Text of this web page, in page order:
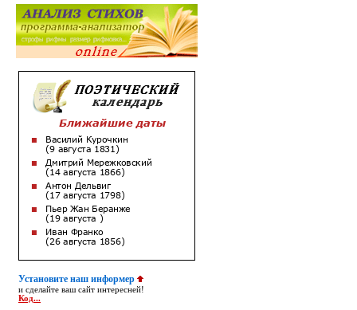
Установите наш информер
и сделайте ваш сайт интересней!
Код...